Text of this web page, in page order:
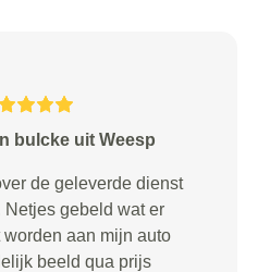
bulcke uit Weesp
de geleverde dienst
Netjes gebeld wat er
worden aan mijn auto
beeld qua prijs